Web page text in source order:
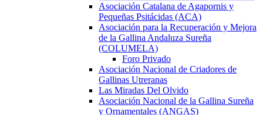
Asociación Catalana de Agapornis y
Pequeñas Psitácidas (ACA)
Asociación para la Recuperación y Mejora
de la Gallina Andaluza Sureña
(COLUMELA)
Foro Privado
Asociación Nacional de Criadores de
Gallinas Utreranas
Las Miradas Del Olvido
Asociación Nacional de la Gallina Sureña
y Ornamentales (ANGAS)